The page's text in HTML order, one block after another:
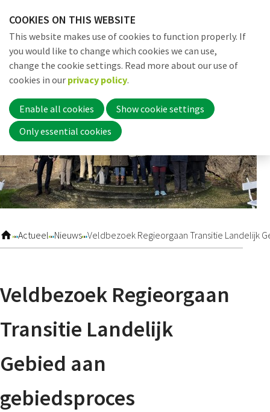
links
Jump
to
navigation
to
main
content
Actueel Nieuws Veldbezoek Regieorgaan Transitie Landelijk
Veldbezoek Regieorgaan
Transitie Landelijk
Gebied aan
gebiedsproces
Home
Nieuwsbrief
COOKIES ON THIS WEBSITE
This website makes use of cookies to function properly. If
you would like to change which cookies we can use,
change the cookie settings. Read more about our use of
cookies in our privacy policy.
Enable all cookies
Show cookie settings
Only essential cookies